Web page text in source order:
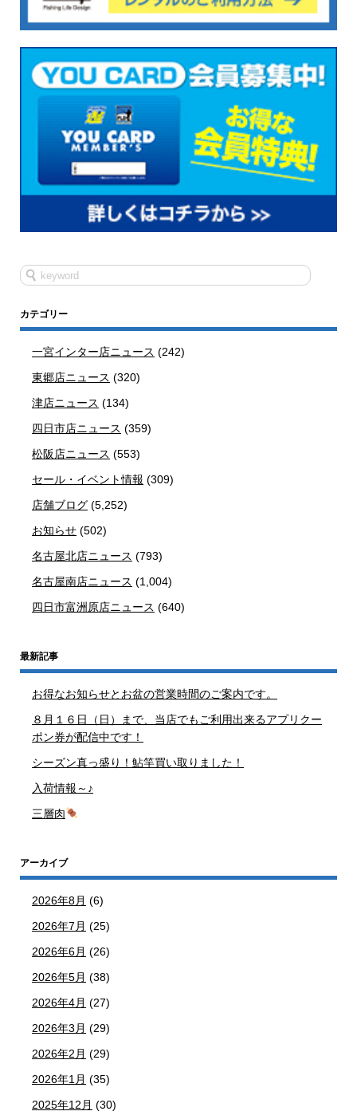
カテゴリー
一宮インター店ニュース (242)
東郷店ニュース (320)
津店ニュース (134)
四日市店ニュース (359)
松阪店ニュース (553)
セール・イベント情報 (309)
店舗ブログ (5,252)
お知らせ (502)
名古屋北店ニュース (793)
名古屋南店ニュース (1,004)
四日市富洲原店ニュース (640)
最新記事
お得なお知らせとお盆の営業時間のご案内です。
８月１６日（日）まで、当店でもご利用出来るアプリクー
ポン券が配信中です！
シーズン真っ盛り！鮎竿買い取りました！
入荷情報～♪
三層肉
アーカイブ
2026年8月 (6)
2026年7月 (25)
2026年6月 (26)
2026年5月 (38)
2026年4月 (27)
2026年3月 (29)
2026年2月 (29)
2026年1月 (35)
2025年12月 (30)